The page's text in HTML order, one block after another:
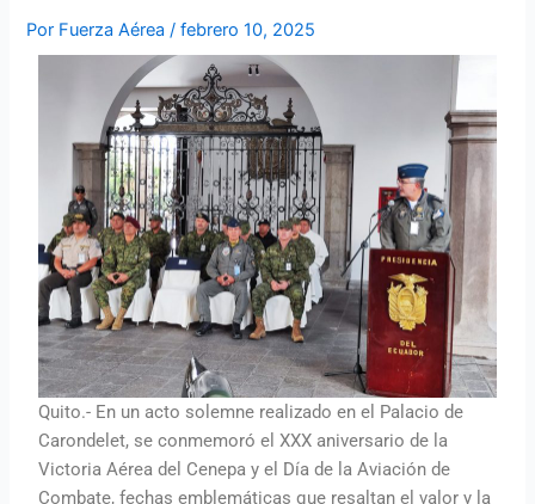
Por Fuerza Aérea/febrero 10, 2025
Quito.- En un acto solemne realizado en el Palacio de
Carondelet, se conmemoró el XXX aniversario de la
Victoria Aérea del Cenepa y el Día de la Aviación de
Combate, fechas emblemáticas que resaltan el valor y la